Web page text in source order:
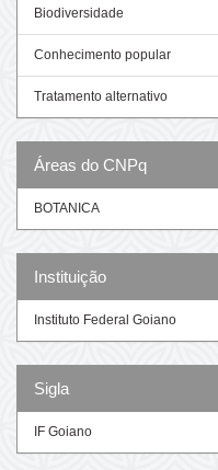
Biodiversidade
Conhecimento popular
Tratamento alternativo
Áreas do CNPq
BOTANICA
Instituição
Instituto Federal Goiano
Sigla
IF Goiano